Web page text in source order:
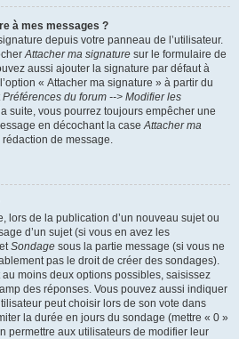
à mes messages ?
depuis votre panneau de l’utilisateur.
Attacher ma signature sur le formulaire de
aussi ajouter la signature par défaut à
« Attacher ma signature » à partir du
Préférences du forum --> Modifier les
suite, vous pourrez toujours empêcher une
en décochant la caseAttacher ma
de message.
lors de la publication d’un nouveau sujet ou
d’un sujet (si vous en avez les
Sondage sous la partie message (si vous ne
pas le droit de créer des sondages).
moins deux options possibles, saisissez
des réponses. Vous pouvez aussi indiquer
peut choisir lors de son vote dans
la durée en jours du sondage (mettre « 0 »
permettre aux utilisateurs de modifier leur